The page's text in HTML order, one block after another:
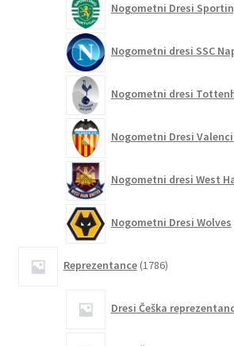
Nogometni Dresi
Nogometni dresi SSC
Nogometni dresi
Nogometni Dresi
Nogometni dresi West
Nogometni Dresi Wolves
Reprezentance 1786izdelkov
Dresi Češka